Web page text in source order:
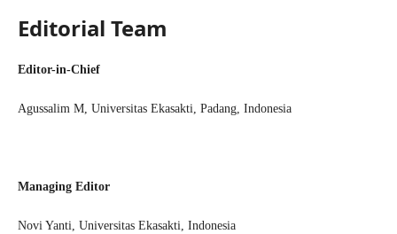
Editorial Team
Editor-in-Chief
Agussalim M, Universitas Ekasakti, Padang, Indonesia
Managing Editor
Novi Yanti, Universitas Ekasakti, Indonesia